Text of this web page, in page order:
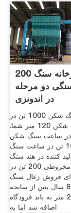
200 کارخانه سنگ
دو مرحله
در اندونزی
سنگ شکن 1000 تن در
ساعتسنگ شکن 120 متر شما.
تن در ساعت سنگ شکن
مرحله. 100 تن در ساعت سنگ
کننده در هند سنگ
شکن مخروطی 200 تن در
فروش زغال سنگ
روسی 8 سال پس از سانحه
هوایی 200 متر به باند فرودگاه
اضافه شد اما به